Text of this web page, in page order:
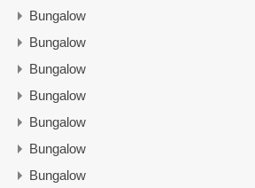
Bungalow
Bungalow
Bungalow
Bungalow
Bungalow
Bungalow
Bungalow